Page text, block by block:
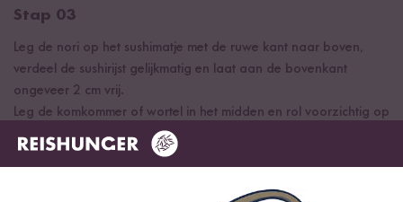
Stap 03
Leg de nori op het sushimatje met de ruwe kant naar boven,
verdeel de sushirijst gelijkmatig en laat aan de bovenkant
ongeveer 2 cm vrij.
Leg de komkommer of wortel in het midden en rol voorzichtig op
met behulp van het sushimatje. Bevochtig het vrije stuk nori en
plak het erop. Snijd in sushi stukken met een vochtig mes.